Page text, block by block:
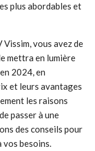
plus abordables et
vous avez de
mettra en lumière
2024, en
et leurs avantages
les raisons
passer à une
des conseils pour
vos besoins.